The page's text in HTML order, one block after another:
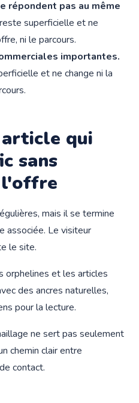
répondent pas au même
superficielle et ne
ni le parcours.
importantes.
et ne change ni la
article qui
sans
l'offre
mais il se termine
associée. Le visiteur
le site.
orphelines et les articles
des ancres naturelles,
pour la lecture.
ne sert pas seulement
chemin clair entre
contact.